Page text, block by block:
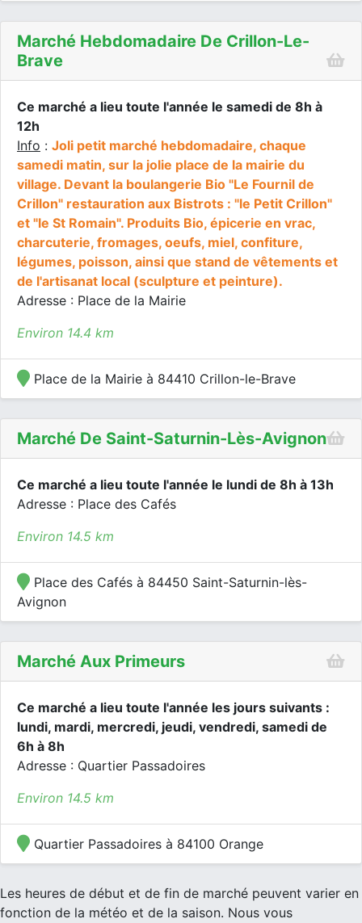
Marché Hebdomadaire De Crillon-Le-
Brave
Ce marché a lieu toute l'année le samedi de 8h à
12h
Info : Joli petit marché hebdomadaire, chaque
samedi matin, sur la jolie place de la mairie du
village. Devant la boulangerie Bio "Le Fournil de
Crillon" restauration aux Bistrots : "le Petit Crillon"
et "le St Romain". Produits Bio, épicerie en vrac,
charcuterie, fromages, oeufs, miel, confiture,
légumes, poisson, ainsi que stand de vêtements et
de l'artisanat local (sculpture et peinture).
Adresse : Place de la Mairie
Environ 14.4 km
Place de la Mairie à 84410 Crillon-le-Brave
Marché De Saint-Saturnin-Lès-Avignon
Ce marché a lieu toute l'année le lundi de 8h à 13h
Adresse : Place des Cafés
Environ 14.5 km
Place des Cafés à 84450 Saint-Saturnin-lès-
Avignon
Marché Aux Primeurs
Ce marché a lieu toute l'année les jours suivants :
lundi, mardi, mercredi, jeudi, vendredi, samedi de
6h à 8h
Adresse : Quartier Passadoires
Environ 14.5 km
Quartier Passadoires à 84100 Orange
Les heures de début et de fin de marché peuvent varier en
fonction de la météo et de la saison. Nous vous